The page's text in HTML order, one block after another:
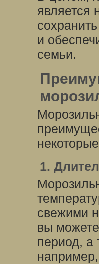
и
семьи.
1.
свежими
вы
период, а